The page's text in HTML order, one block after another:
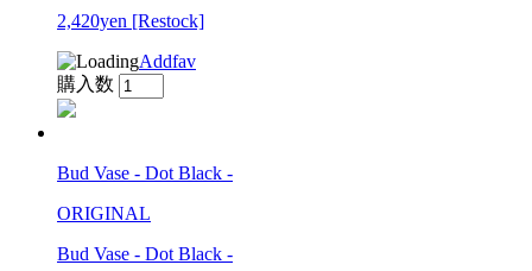
2,420yen [Restock]
Addfav
購入数
Bud Vase - Dot Black -
ORIGINAL
Bud Vase - Dot Black -